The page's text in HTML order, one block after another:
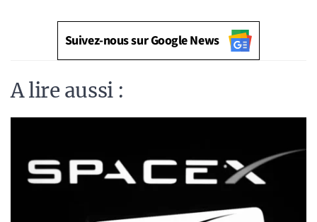
Suivez-nous sur Google News
A lire aussi :